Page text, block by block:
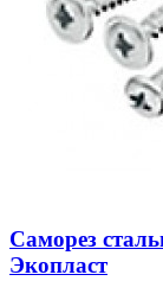
Саморез
Экопласт